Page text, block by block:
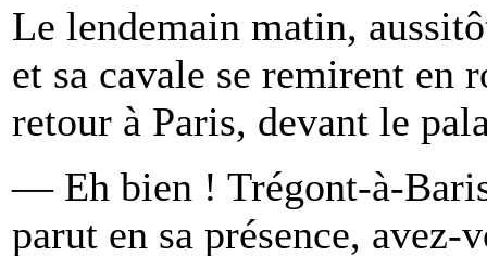
Le lendemain matin,
et sa cavale se remirent en
retour à Paris, devant le
— Eh bien ! Trégont-à-
parut en sa présence, avez-